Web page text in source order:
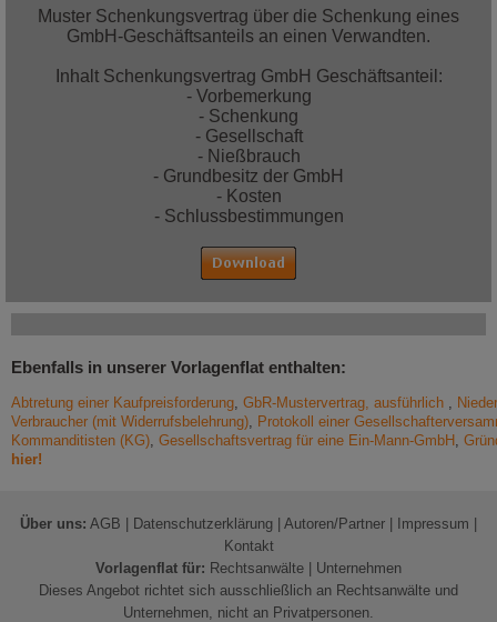
Muster Schenkungsvertrag über die Schenkung eines
GmbH-Geschäftsanteils an einen Verwandten.
Inhalt Schenkungsvertrag GmbH Geschäftsanteil:
- Vorbemerkung
- Schenkung
- Gesellschaft
- Nießbrauch
- Grundbesitz der GmbH
- Kosten
- Schlussbestimmungen
Ebenfalls in unserer Vorlagenflat enthalten:
Abtretung einer Kaufpreisforderung, GbR-Mustervertrag, ausführlich ,
Verbraucher (mit Widerrufsbelehrung), Protokoll einer
Kommanditisten (KG), Gesellschaftsvertrag für eine Ein-Mann-GmbH ,
hier!
Über uns: AGB Datenschutzerklärung Autoren/Partner Impressum
Kontakt
Vorlagenflat für: Rechtsanwälte
Unternehmen
Dieses Angebot richtet sich ausschließlich an Rechtsanwälte und
Unternehmen, nicht an Privatpersonen.